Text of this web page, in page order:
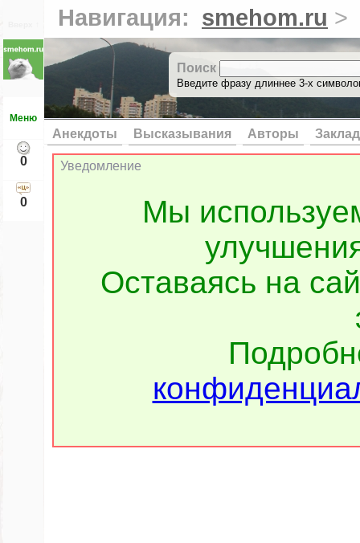
Меню
0
0
Навигация: smehom.ru >
Поиск
Введите фразу длиннее 3-х
Анекдоты Высказывания Авторы
Уведомление
Мы
Оставаясь на